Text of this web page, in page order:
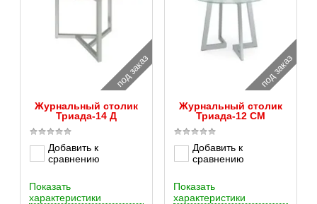
под заказ
Журнальный столик
Триада-14 Д
Добавить к
сравнению
Показать
характеристики
под заказ
Журнальный столик
Триада-12 СМ
Добавить к
сравнению
Показать
характеристики